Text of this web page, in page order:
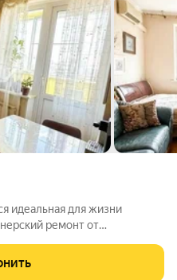
идеальная для жизни
ремонт от
квартира в районе